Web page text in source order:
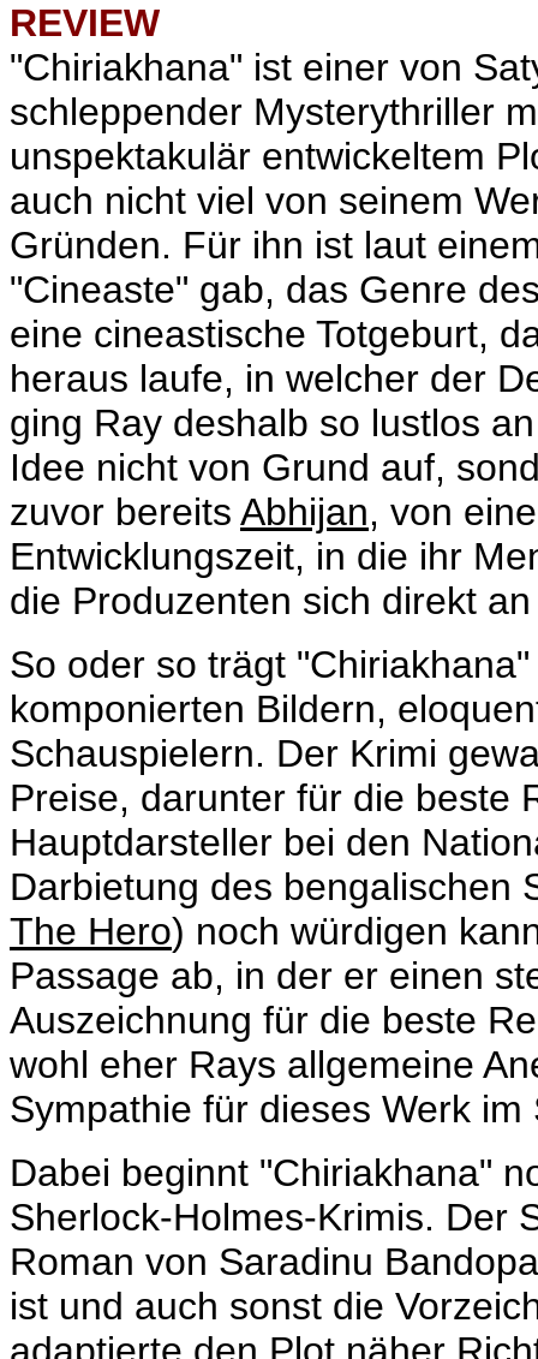
REVIEW
"Chiriakhana" ist einer von
schleppender Mysterythriller
unspektakulär entwickeltem
auch nicht viel von seinem
Gründen. Für ihn ist laut
"Cineaste" gab, das Genre
eine cineastische Totgeburt,
heraus laufe, in welcher der
ging Ray deshalb so lustlos
Idee nicht von Grund auf,
zuvor bereits Abhijan, von
Entwicklungszeit, in die ihr
die Produzenten sich direkt
So oder so trägt
komponierten Bildern,
Schauspielern. Der Krimi
Preise, darunter für die beste
Hauptdarsteller bei den
Darbietung des bengalischen
The Hero) noch würdigen
Passage ab, in der er einen
Auszeichnung für die beste
wohl eher Rays allgemeine
Sympathie für dieses Werk im
Dabei beginnt "Chiriakhana"
Sherlock-Holmes-Krimis. Der
Roman von Saradinu
ist und auch sonst die